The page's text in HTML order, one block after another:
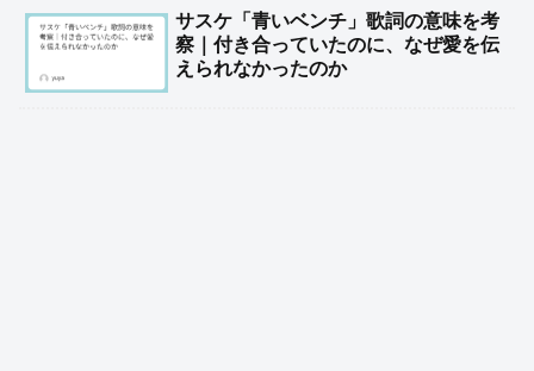
サスケ「青いベンチ」歌詞の意味を考
察｜付き合っていたのに、なぜ愛を伝
えられなかったのか